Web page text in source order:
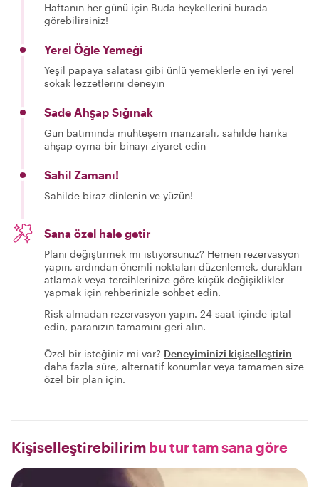
Haftanın her günü için Buda heykellerini burada
görebilirsiniz!
Yerel Öğle Yemeği
Yeşil papaya salatası gibi ünlü yemeklerle en iyi yerel
sokak lezzetlerini deneyin
Sade Ahşap Sığınak
Gün batımında muhteşem manzaralı, sahilde harika
ahşap oyma bir binayı ziyaret edin
Sahil Zamanı!
Sahilde biraz dinlenin ve yüzün!
Sana özel hale getir
Planı değiştirmek mi istiyorsunuz? Hemen rezervasyon
yapın, ardından önemli noktaları düzenlemek, durakları
atlamak veya tercihlerinize göre küçük değişiklikler
yapmak için rehberinizle sohbet edin.
Risk almadan rezervasyon yapın. 24 saat içinde iptal
edin, paranızın tamamını geri alın.
Özel bir isteğiniz mi var? Deneyiminizi kişiselleştirin
daha fazla süre, alternatif konumlar veya tamamen size
özel bir plan için.
Kişiselleştirebilirim bu tur tam sana göre